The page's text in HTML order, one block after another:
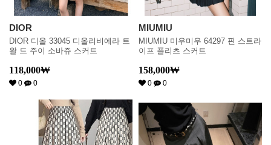
DIOR
DIOR 디올 33045 디올리비에라 트
왈 드 주이 소바쥬 스커트
118,000₩
0 0
MIUMIU
MIUMIU 미우미우 64297 핀 스트라
이프 플리츠 스커트
158,000₩
0 0